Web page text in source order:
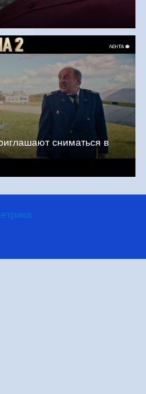
сниматься в